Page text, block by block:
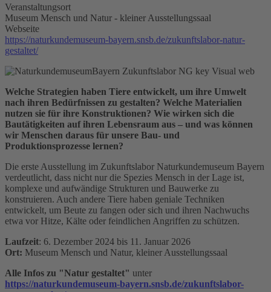
Veranstaltungsort
Museum Mensch und Natur - kleiner Ausstellungssaal
Webseite
https://naturkundemuseum-bayern.snsb.de/zukunftslabor-natur-
gestaltet/
Welche Strategien haben Tiere entwickelt, um ihre Umwelt
nach ihren Bedürfnissen zu gestalten? Welche Materialien
nutzen sie für ihre Konstruktionen? Wie wirken sich die
Bautätigkeiten auf ihren Lebensraum aus – und was können
wir Menschen daraus für unsere Bau- und
Produktionsprozesse lernen?
Die erste Ausstellung im Zukunftslabor Naturkundemuseum Bayern
verdeutlicht, dass nicht nur die Spezies Mensch in der Lage ist,
komplexe und aufwändige Strukturen und Bauwerke zu
konstruieren. Auch andere Tiere haben geniale Techniken
entwickelt, um Beute zu fangen oder sich und ihren Nachwuchs
etwa vor Hitze, Kälte oder feindlichen Angriffen zu schützen.
Laufzeit: 6. Dezember 2024 bis 11. Januar 2026
Ort: Museum Mensch und Natur, kleiner Ausstellungssaal
Alle Infos zu "Natur gestaltet" unter
https://naturkundemuseum-bayern.snsb.de/zukunftslabor-